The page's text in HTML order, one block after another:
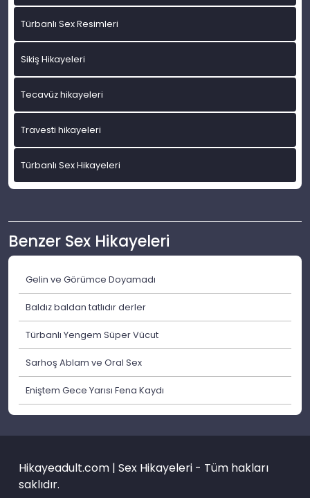
Türbanlı Sex Resimleri
Sikiş Hikayeleri
Tecavüz hikayeleri
Travesti hikayeleri
Türbanlı Sex Hikayeleri
Benzer Sex Hikayeleri
Gelin ve Görümce Doyamadı
Baldız baldan tatlıdır derler
Türbanlı Yengem Süper Vücut
Sarhoş Ablam ve Oral Sex
Eniştem Gece Yarısı Fena Kaydı
Hikayeadult.com | Sex Hikayeleri - Tüm hakları
saklıdır.